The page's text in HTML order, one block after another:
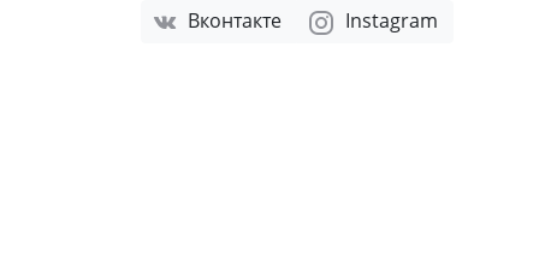
Вконтакте Instagram